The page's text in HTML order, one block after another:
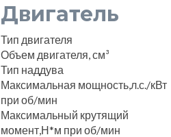
Двигатель
Тип двигателя
Объем двигателя, см³
Тип наддува
Максимальная мощность,л.с./кВт
при об/мин
Максимальный крутящий
момент,Н*м при об/мин